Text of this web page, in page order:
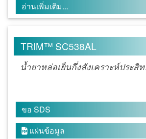
อ่านเพิ่มเติม...
TRIM™ SC538AL
น้ำยาหล่อเย็นกึ่งสังเคราะห์ประสิ
ขอ SDS
 แผ่นข้อมูล